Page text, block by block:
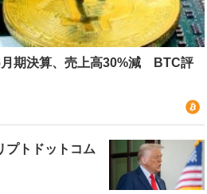
月期決算、売上高30%減 BTC評
プトドットコム